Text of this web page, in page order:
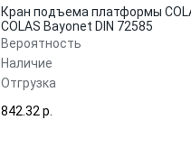
Кран подъема платформы
COLAS Bayonet DIN 72585
Вероятность
Наличие
Отгрузка
842.32 p.